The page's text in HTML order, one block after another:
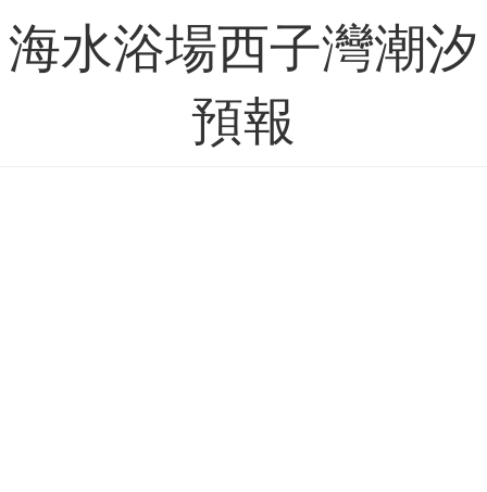
海水浴場西子灣潮汐
預報